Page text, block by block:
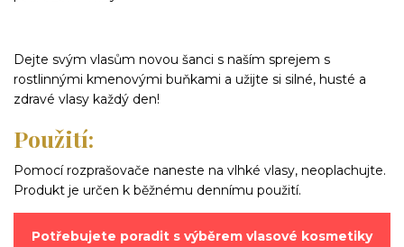
Dejte svým vlasům novou šanci s naším sprejem s
rostlinnými kmenovými buňkami a užijte si silné, husté a
zdravé vlasy každý den!
Použití:
Pomocí rozprašovače naneste na vlhké vlasy, neoplachujte.
Produkt je určen k běžnému dennímu použití.
Potřebujete poradit s výběrem vlasové kosmetiky